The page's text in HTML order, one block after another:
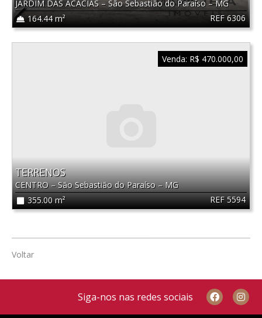
REF 6306
JARDIM DAS ACACIAS–São Sebastião do Paraíso–MG
164.44 m²
REF 5594
TERRENOS
CENTRO–São Sebastião do Paraíso–MG
355.00 m²
Venda: R$ 470.000,00
Voltar
Siga-nos nas redes sociais